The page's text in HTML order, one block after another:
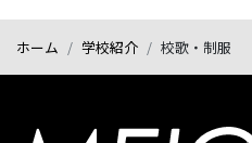
ホーム 学校紹介 校歌・制服